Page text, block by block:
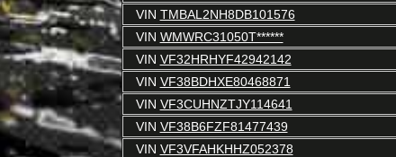
VIN TMBAL2NH8DB101576
VIN WMWRC31050T******
VIN VF32HRHYF42942142
VIN VF38BDHXE80468871
VIN VF3CUHNZTJY114641
VIN VF38B6FZF81477439
VIN VF3VFAHKHHZ052378